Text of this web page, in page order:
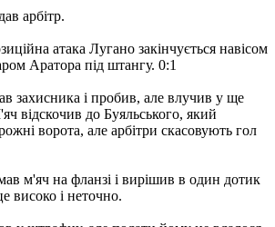
арбітр.
атака Лугано закінчується навісом
Аратора під штангу. 0:1
захисника і пробив, але влучив у ще
відскочив до Буяльського, який
ворота, але арбітри скасовують гол
м'яч на фланзі і вирішив в один дотик
високо і неточно.